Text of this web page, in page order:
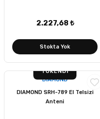
2.227,68 ₺
Stokta Yok
TÜKENDI
DIAMOND
DIAMOND SRH-789 El Telsizi
Anteni